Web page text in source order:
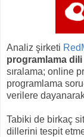
Analiz şirketi
programlama dili
sıralama; online
programlama
verilere dayanarak
Tabiki de birkaç
dillerini tespit